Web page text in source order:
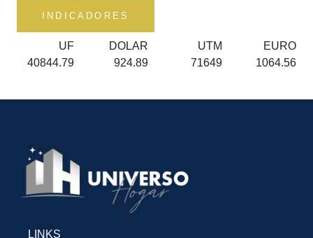
INDICADORES
UF
40844.79
DOLAR
924.89
UTM
71649
EURO
1064.56
LINKS